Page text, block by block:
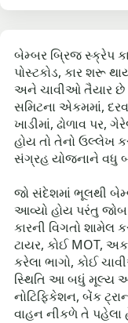
બેમ્બર બ્રિજ સ્ક્રેપ
પોસ્ટકોડ, કાર શરૂ
અને ચાવીઓ તૈયાર છે
સમિટના એકમમાં,
ખાડીમાં, ઢોળાવ પર,
હોય તો તેનો ઉલ્લેખ
સંગ્રહ યોજનાને વધુ
જો સંદેશમાં ભૂલથી
આવ્યો હોય પરંતુ
કારની વિગતો
ટાયર, કોઈ MOT,
કરેલા ભાગો, કોઈ
સ્થિતિ આ બધું મૂલ્ય
નોટિફિકેશન, બેંક
વાહન નીકળે તે પહેલા